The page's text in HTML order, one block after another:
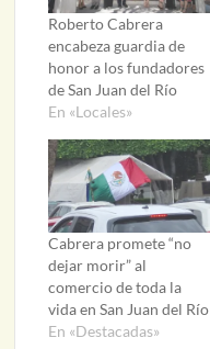
Roberto Cabrera
encabeza guardia de
honor a los fundadores
de San Juan del Río
En «Locales»
Cabrera promete “no
dejar morir” al
comercio de toda la
vida en San Juan del Río
En «Destacadas»